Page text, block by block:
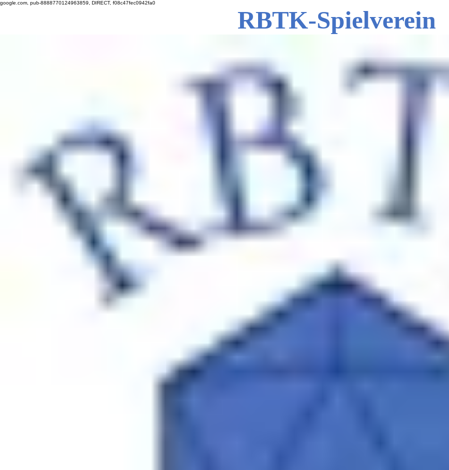
google.com, pub-8888770124963859, DIRECT, f08c47fec0942fa0
RBTK-Spielverein